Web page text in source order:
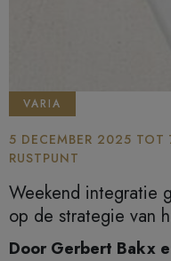
VARIA
5 DECEMBER 2025 TOT
RUSTPUNT
Weekend integratie
op de strategie van
Door Gerbert Bakx